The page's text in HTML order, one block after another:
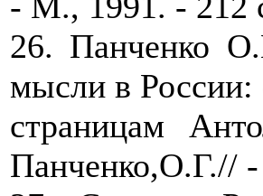
26. Панченко
мысли в России:
страницам
Панченко,О.Г.//